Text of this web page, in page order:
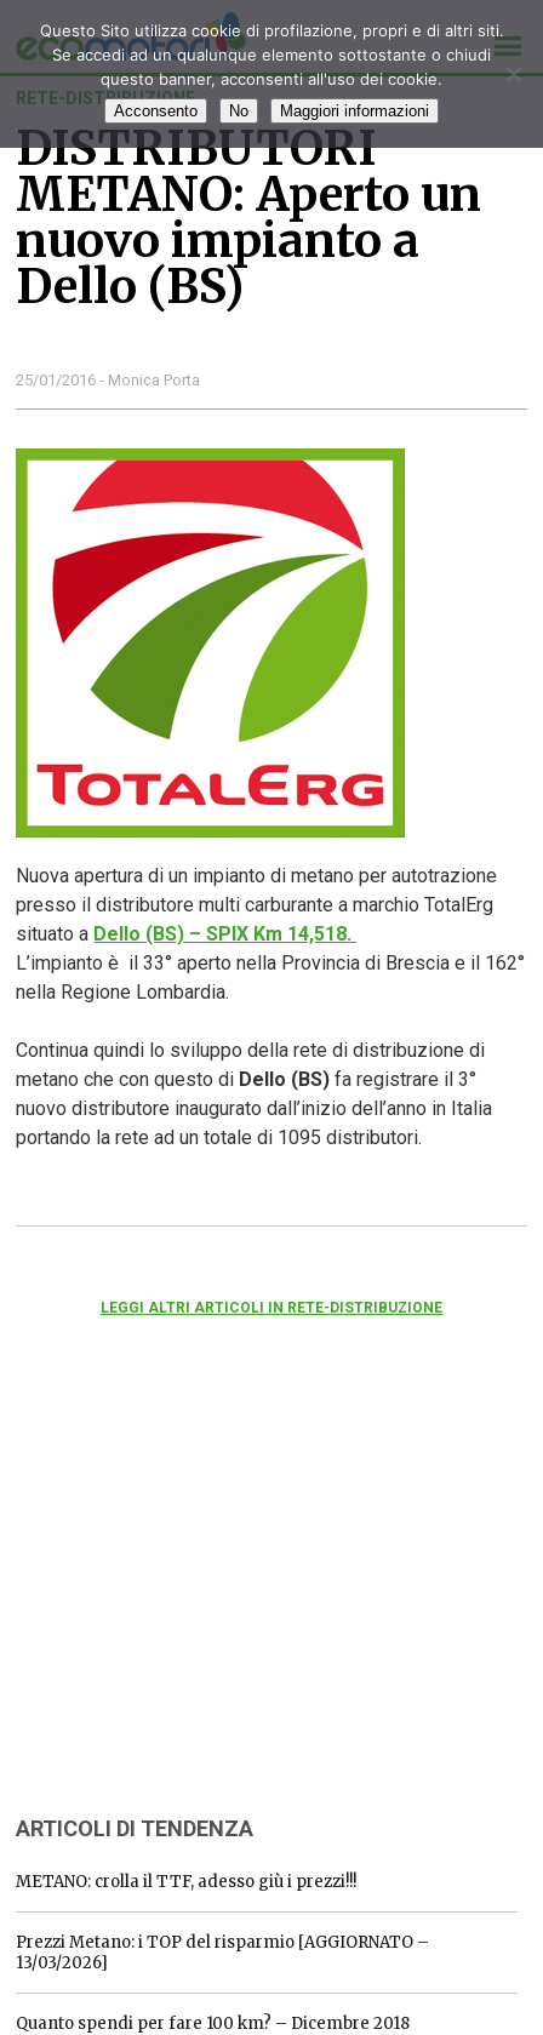
RETE-DISTRIBUZIONE
DISTRIBUTORI
METANO: Aperto un
nuovo impianto a
Dello (BS)
25/01/2016 - Monica Porta
Nuova apertura di un impianto di metano per autotrazione
presso il distributore multi carburante a marchio TotalErg
situato a Dello (BS) – SPIX Km 14,518.
L’impianto è il 33° aperto nella Provincia di Brescia e il 162°
nella Regione Lombardia.
Continua quindi lo sviluppo della rete di distribuzione di
metano che con questo di Dello (BS) fa registrare il 3°
nuovo distributore inaugurato dall’inizio dell’anno in Italia
portando la rete ad un totale di 1095 distributori.
LEGGI ALTRI ARTICOLI IN RETE-DISTRIBUZIONE
ARTICOLI DI TENDENZA
METANO: crolla il TTF, adesso giù i prezzi!!!
Prezzi Metano: i TOP del risparmio [AGGIORNATO –
13/03/2026]
Quanto spendi per fare 100 km? – Dicembre 2018
Questo Sito utilizza cookie di profilazione, propri e di altri siti.
Se accedi ad un qualunque elemento sottostante o chiudi
questo banner, acconsenti all'uso dei cookie.
Acconsento No Maggiori informazioni